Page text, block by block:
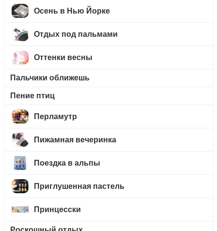
Осень в Нью Йорке
Отдых под пальмами
Оттенки весны
Пальчики оближешь
Пение птиц
Перламутр
Пижамная вечеринка
Поездка в альпы
Приглушенная пастель
Принцесски